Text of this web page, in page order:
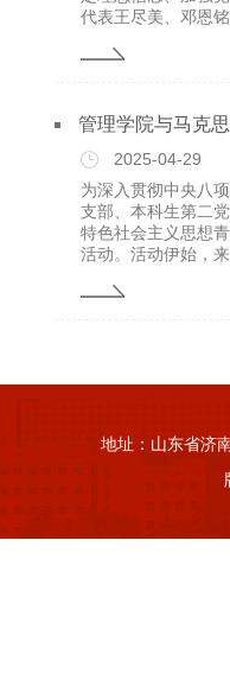
代表王尽美、邓恩
管理学院与马克
2025-04-29
为深入贯彻中央八
支部、本科生第二
特色社会主义思想
活动。活动伊始，
地址：山东省济